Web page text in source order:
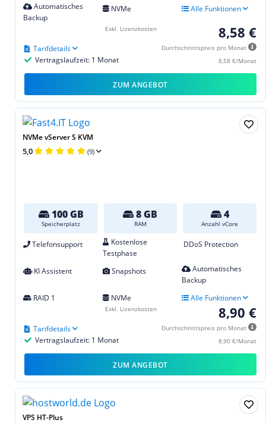
Automatisches
Backup
NVMe Alle Funktionen
8,58 €
Durchschnittspreis pro Monat
8,58 €/Monat
Vertragslaufzeit: 1 Monat
Tarifdetails
Exkl. Lizenzkosten
ZUM ANGEBOT
NVMe vServer S KVM
5,0 (9)
100 GB
Speicherplatz
8 GB
RAM
4
Anzahl vCore
Telefonsupport
Kostenlose
Testphase
DDoS Protection
KI Assistent Snapshots
Automatisches
Backup
RAID 1
NVMe Alle Funktionen
8,90 €
Durchschnittspreis pro Monat
8,90 €/Monat
Vertragslaufzeit: 1 Monat
Tarifdetails
Exkl. Lizenzkosten
ZUM ANGEBOT
VPS HT-Plus